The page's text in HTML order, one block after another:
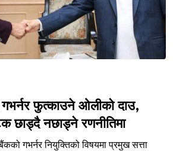
फुत्काउने ओलीको दाउ,
छाड्दै नछाड्ने रणनीतिमा
गभर्नर नियुक्तिको विषयमा प्रमुख सत्ता